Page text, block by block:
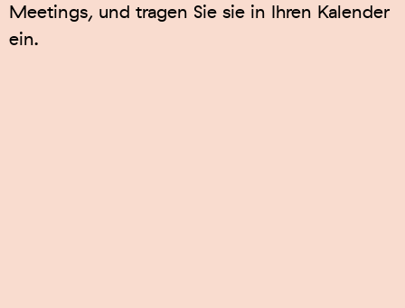
Meetings, und tragen Sie sie in Ihren Kalender
ein.